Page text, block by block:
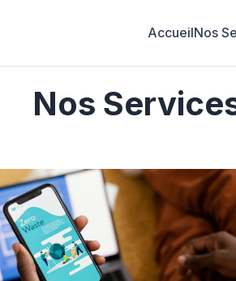
AccueilNos
Nos